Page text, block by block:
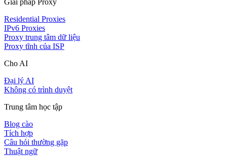
Giải pháp Proxy
Residential Proxies
IPv6 Proxies
Proxy trung tâm dữ liệu
Proxy tĩnh của ISP
Cho AI
Đại lý AI
Không có trình duyệt
Trung tâm học tập
Blog cào
Tích hợp
Câu hỏi thường gặp
Thuật ngữ